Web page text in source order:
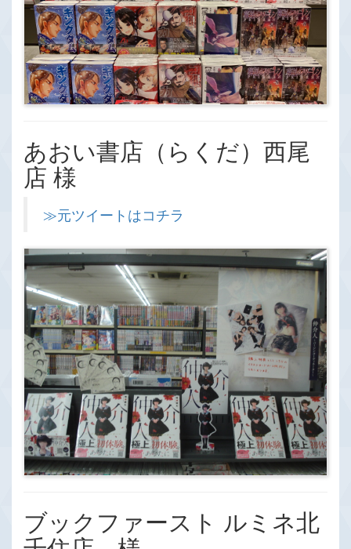
あおい書店（らくだ）西尾
店 様
≫元ツイートはコチラ
ブックファースト ルミネ北